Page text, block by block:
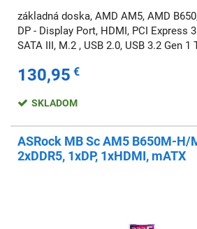
základná doska, AMD AM5, AMD
DP - Display Port, HDMI, PCI Express
SATA III, M.2 , USB 2.0, USB 3.2 Gen 1
130,95 €
SKLADOM
ASRock MB Sc AM5 B650M-H/
2xDDR5, 1xDP, 1xHDMI, mATX